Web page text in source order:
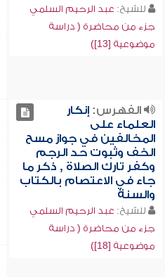
للشيخ: عبد الرحيم السلمي
جزء من محاضرة ( دراسة
موضوعية [13])
الفهرس:إنكار
العلماء على
المخالفين في جواز مسح
الخف وثبوت حد الرجم
وكفر تارك الصلاة , ذكر ما
جاء في الاعتصام بالكتاب
والسنة
للشيخ: عبد الرحيم السلمي
جزء من محاضرة ( دراسة
موضوعية [18])